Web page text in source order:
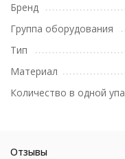
Бренд
Группа оборудования
Тип
Материал
Количество в одной
Отзывы